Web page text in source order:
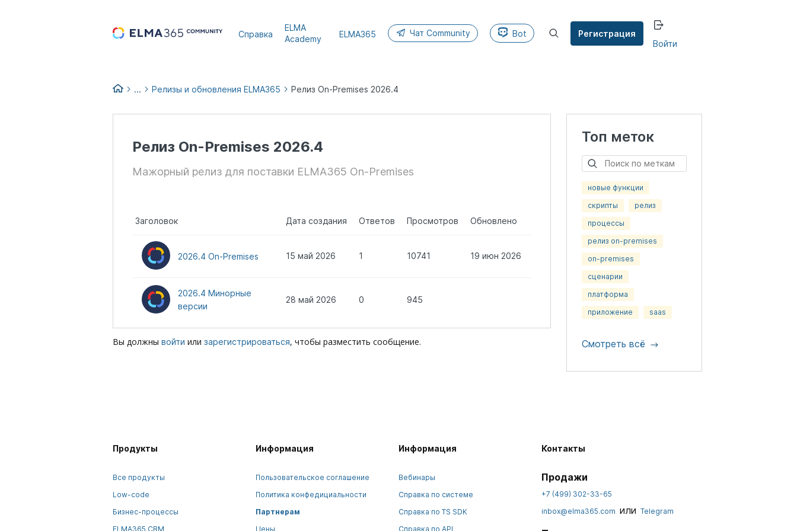
Справка
ELMA
Academy
ELMA365 Чат Community Bot
Регистрация
Войти
... Релизы и обновления ELMA365 Релиз On-Premises 2026.4
Релиз On-Premises 2026.4
Мажорный релиз для поставки ELMA365 On-Premises
Заголовок Дата создания Ответов Просмотров Обновлено
2026.4 On-Premises 15 май 2026 1 10741 19 июн 2026
2026.4 Минорные
версии
28 май 2026 0 945
Вы должны войти или зарегистрироваться, чтобы разместить сообщение.
Топ меток
новые функции
скрипты
релиз
процессы
релиз on-premises
on-premises
сценарии
платформа
приложение
saas
Смотреть всё
Продукты
Все продукты
Low-code
Бизнес-процессы
ELMA365 CRM
Информация
Пользовательское соглашение
Политика конфедициальности
Партнерам
Цены
Информация
Вебинары
Справка по системе
Справка по TS SDK
Справка по API
Контакты
Продажи
+7 (499) 302-33-65
inbox@elma365.com или Telegram